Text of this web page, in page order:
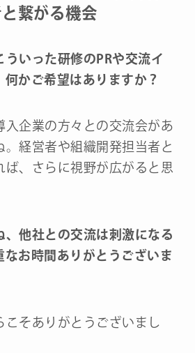
繋がる機会
ういった研修のPRや交流イ
何かご希望はありますか？
入企業の方々との交流会があ
。経営者や組織開発担当者と
ば、さらに視野が広がると思
、他社との交流は刺激になる
なお時間ありがとうございま
こそありがとうございまし